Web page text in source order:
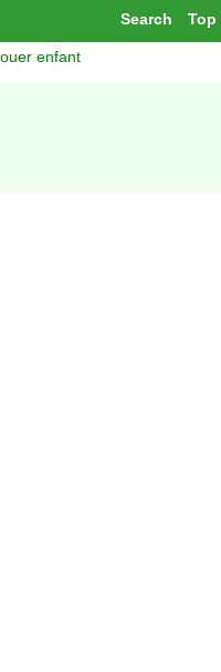
Top
Search
enfant